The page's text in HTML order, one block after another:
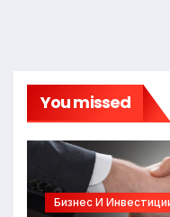
You missed
Бизнес И